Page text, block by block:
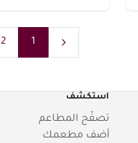
1
2
استكشف
تصفّح المطاعم
أضف مطعمك